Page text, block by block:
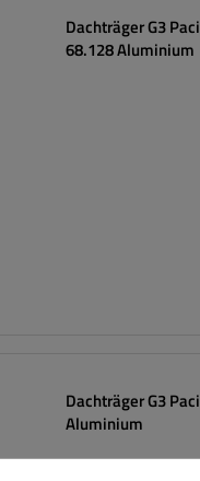
Dachträger G3
68.128 Aluminium
Dachträger G3
Aluminium